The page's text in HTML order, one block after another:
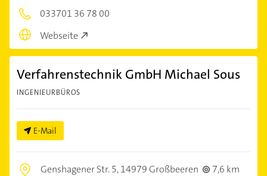
033701 36 78 00
Webseite
Verfahrenstechnik GmbH Michael Sous
INGENIEURBÜROS
E-Mail
Genshagener Str. 5,14979 Großbeeren
7,6 km